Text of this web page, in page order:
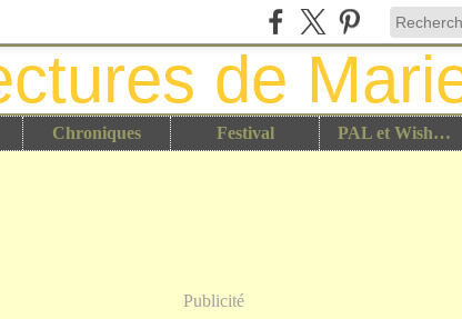
Chroniques Festival PAL et Wish List
Publicité